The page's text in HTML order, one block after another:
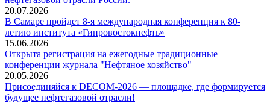
20.07.2026
В Самаре пройдет 8-я международная конференция к 80-
летию института «Гипровостокнефть»
15.06.2026
Открыта регистрация на ежегодные традиционные
конференции журнала "Нефтяное хозяйство"
20.05.2026
Присоединяйся к DECOM-2026 — площадке, где формируется
будущее нефтегазовой отрасли!